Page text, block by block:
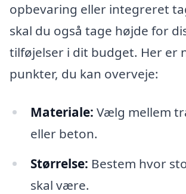
opbevaring eller integreret
skal du også tage højde for
tilføjelser i dit budget. Her er
punkter, du kan overveje:
Materiale: Vælg mellem
eller beton.
Størrelse: Bestem hvor
skal være.